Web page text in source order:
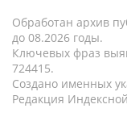
Обработан архив
до 08.2026 годы.
Ключевых фраз
724415.
Создано именных
Редакция